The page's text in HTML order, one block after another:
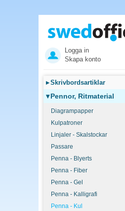
Logga in
Skapa konto
▸Skrivbordsartiklar
▾Pennor, Ritmaterial
Diagrampapper
Kulpatroner
Linjaler - Skalstockar
Passare
Penna - Blyerts
Penna - Fiber
Penna - Gel
Penna - Kalligrafi
Penna - Kul